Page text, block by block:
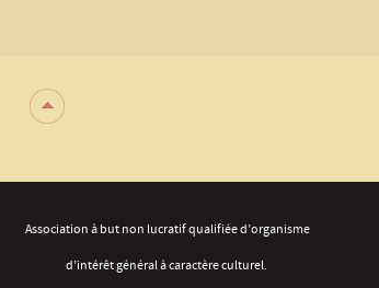
Association à but non lucratif qualifiée d’organisme
d’intérêt général à caractère culturel.